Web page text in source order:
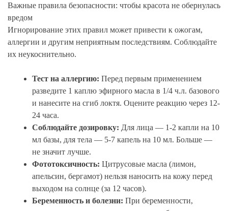
Важные правила безопасности: чтобы красота не обернулась
вредом
Игнорирование этих правил может привести к ожогам,
аллергии и другим неприятным последствиям. Соблюдайте
их неукоснительно.
Тест на аллергию: Перед первым применением
разведите 1 каплю эфирного масла в 1/4 ч.л. базового
и нанесите на сгиб локтя. Оцените реакцию через 12-
24 часа.
Соблюдайте дозировку: Для лица — 1-2 капли на 10
мл базы, для тела — 5-7 капель на 10 мл. Больше —
не значит лучше.
Фототоксичность: Цитрусовые масла (лимон,
апельсин, бергамот) нельзя наносить на кожу перед
выходом на солнце (за 12 часов).
Беременность и болезни: При беременности,